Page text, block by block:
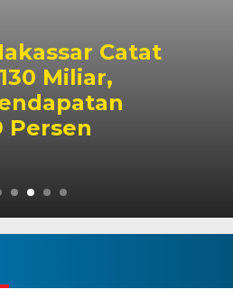
Catat
Miliar,
Persen